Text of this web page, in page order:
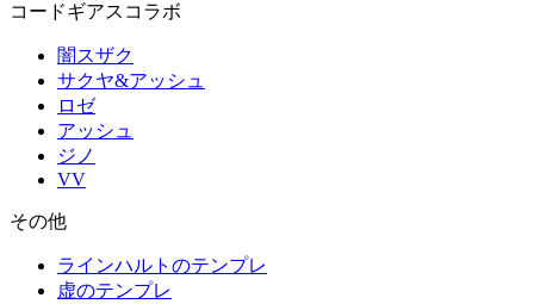
コードギアスコラボ
闇スザク
サクヤ&アッシュ
ロゼ
アッシュ
ジノ
VV
その他
ラインハルトのテンプレ
虚のテンプレ